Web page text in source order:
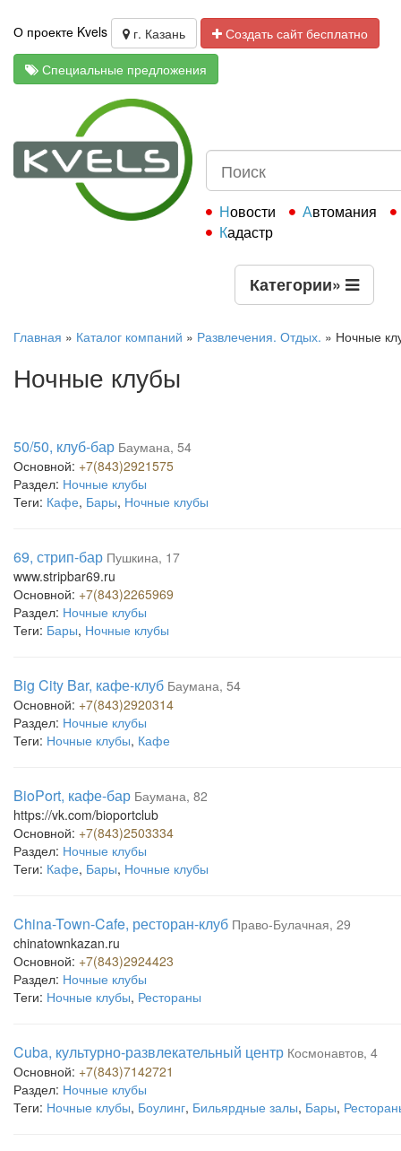
О проекте Kvels г. Казань
Создать сайт бесплатно
Специальные предложения
Новости
Автомания
Кадастр
Категории»
Главная » Каталог компаний » Развлечения. Отдых. » Ночные
Ночные клубы
50/50, клуб-бар Баумана, 54
Основной: +7(843)2921575
Раздел: Ночные клубы
Теги: Кафе, Бары, Ночные клубы
69, стрип-бар Пушкина, 17
www.stripbar69.ru
Основной: +7(843)2265969
Раздел: Ночные клубы
Теги: Бары, Ночные клубы
Big City Bar, кафе-клуб Баумана, 54
Основной: +7(843)2920314
Раздел: Ночные клубы
Теги: Ночные клубы, Кафе
BioPort, кафе-бар Баумана, 82
https://vk.com/bioportclub
Основной: +7(843)2503334
Раздел: Ночные клубы
Теги: Кафе, Бары, Ночные клубы
China-Town-Cafe, ресторан-клуб Право-Булачная, 29
chinatownkazan.ru
Основной: +7(843)2924423
Раздел: Ночные клубы
Теги: Ночные клубы, Рестораны
Cuba, культурно-развлекательный центр Космонавтов, 4
Основной: +7(843)7142721
Раздел: Ночные клубы
Теги: Ночные клубы, Боулинг, Бильярдные залы, Бары,